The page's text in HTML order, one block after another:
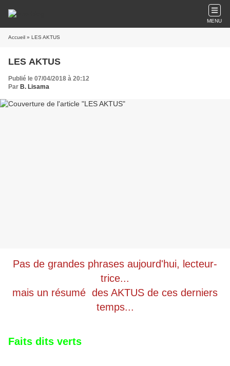
MENU
Accueil » LES AKTUS
LES AKTUS
Publié le 07/04/2018 à 20:12
Par B. Lisama
Pas de grandes phrases aujourd'hui, lecteur-
trice...
mais un résumé des AKTUS de ces derniers
temps...
Faits dits verts